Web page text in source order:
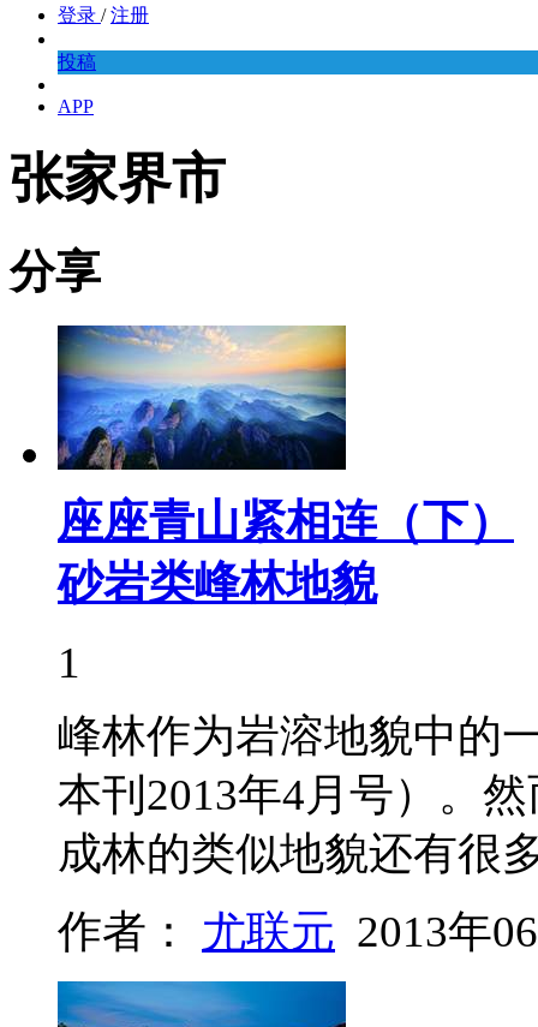
登录 / 注册
投稿
APP
张家界市
分享
座座青山紧相连（下）
砂岩类峰林地貌
1
峰林作为岩溶地貌中的
本刊2013年4月号）。
成林的类似地貌还有
作者： 尤联元 2013年